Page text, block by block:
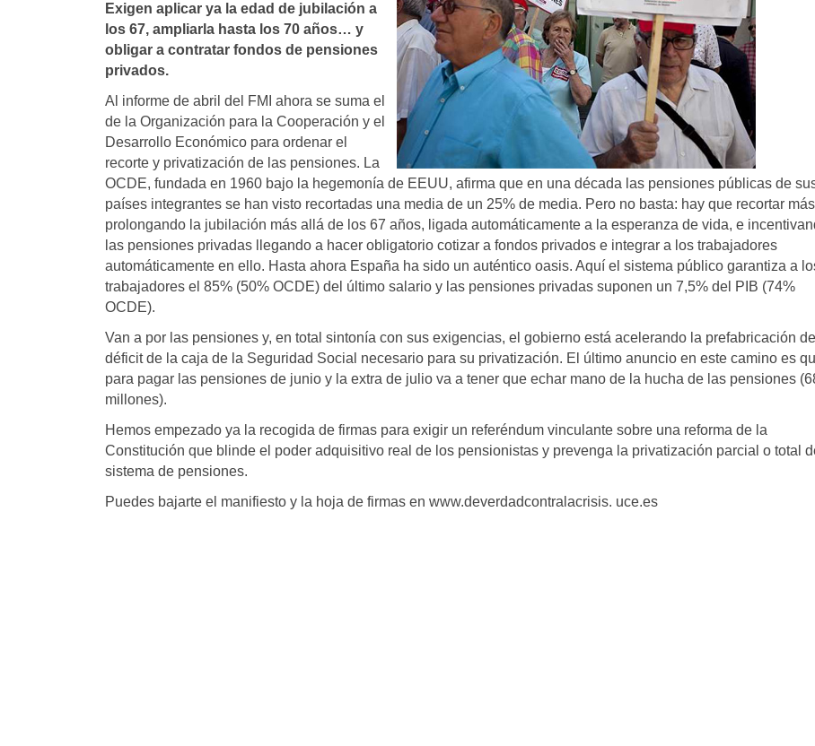
Exigen aplicar ya la edad de jubilación a
los 67, ampliarla hasta los 70 años… y
obligar a contratar fondos de pensiones
privados.
Al informe de abril del FMI ahora se suma el
de la Organización para la Cooperación y el
Desarrollo Económico para ordenar el
recorte y privatización de las pensiones. La
OCDE, fundada en 1960 bajo la hegemonía de EEUU, afirma que en una década las pensiones públicas de
países integrantes se han visto recortadas una media de un 25% de media. Pero no basta: hay que recortar
prolongando la jubilación más allá de los 67 años, ligada automáticamente a la esperanza de vida, e
las pensiones privadas llegando a hacer obligatorio cotizar a fondos privados e integrar a los trabajadores
automáticamente en ello. Hasta ahora España ha sido un auténtico oasis. Aquí el sistema público garantiza a
trabajadores el 85% (50% OCDE) del último salario y las pensiones privadas suponen un 7,5% del PIB (74%
OCDE).
Van a por las pensiones y, en total sintonía con sus exigencias, el gobierno está acelerando la prefabricación del
déficit de la caja de la Seguridad Social necesario para su privatización. El último anuncio en este camino es
para pagar las pensiones de junio y la extra de julio va a tener que echar mano de la hucha de las pensiones
millones).
Hemos empezado ya la recogida de firmas para exigir un referéndum vinculante sobre una reforma de la
Constitución que blinde el poder adquisitivo real de los pensionistas y prevenga la privatización parcial o total
sistema de pensiones.
Puedes bajarte el manifiesto y la hoja de firmas en www.deverdadcontralacrisis. uce.es